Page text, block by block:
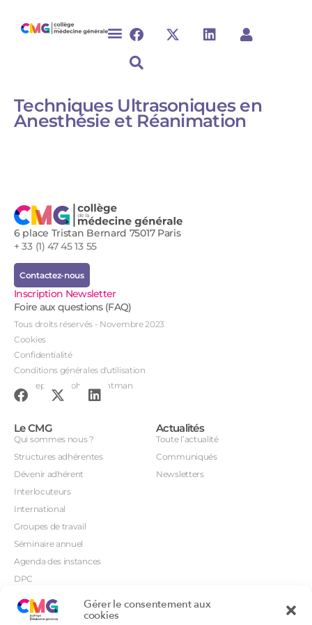
Gérer le consentement aux
cookies
Techniques Ultrasoniques en
Anesthésie et Réanimation​​​​
6 place Tristan Bernard 75017 Paris
+ 33 (1) 47 45 13 55
Contactez-nous
Inscription Newsletter
Foire aux questions (FAQ)
Tous droits réservés - Novembre 2023
Cookies
Confidentialité
Conditions générales d'utilisation
Conception : John Brightman
Le CMG
Qui sommes nous ?
Structures adhérentes
Dévenir adhérent
Interlocuteurs
International
Groupes de travail
Séminaire annuel
Agenda des instances
DPC
Orientations prioritaires
Actualités
Toute l’actualité
Communiqués
Newsletters